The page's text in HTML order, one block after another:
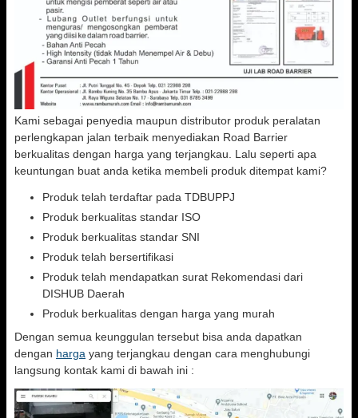
Kami sebagai penyedia maupun distributor produk peralatan
perlengkapan jalan terbaik menyediakan Road Barrier
berkualitas dengan harga yang terjangkau. Lalu seperti apa
keuntungan buat anda ketika membeli produk ditempat kami?
Produk telah terdaftar pada TDBUPPJ
Produk berkualitas standar ISO
Produk berkualitas standar SNI
Produk telah bersertifikasi
Produk telah mendapatkan surat Rekomendasi dari
DISHUB Daerah
Produk berkualitas dengan harga yang murah
Dengan semua keunggulan tersebut bisa anda dapatkan
dengan harga yang terjangkau dengan cara menghubungi
langsung kontak kami di bawah ini :